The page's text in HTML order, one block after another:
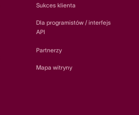
Sukces klienta
Dla programistów / interfejs
API
Partnerzy
Mapa witryny